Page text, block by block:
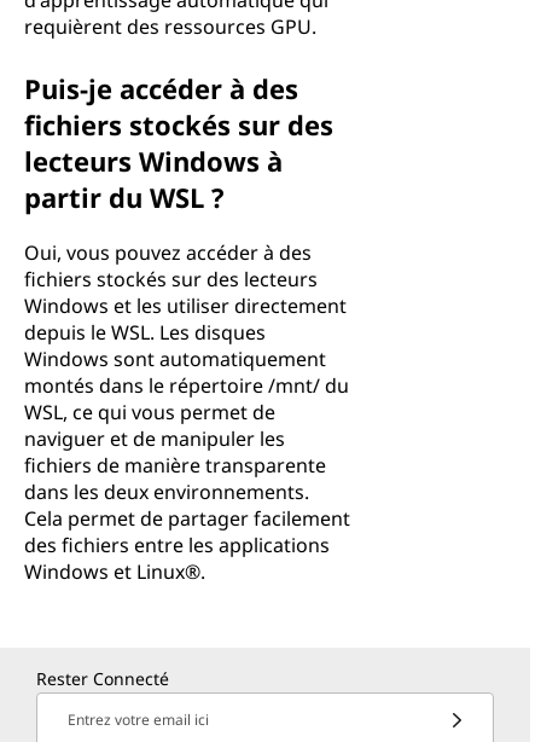
requièrent des ressources GPU.
Puis-je accéder à des
fichiers stockés sur des
lecteurs Windows à
partir du WSL ?
Oui, vous pouvez accéder à des
fichiers stockés sur des lecteurs
Windows et les utiliser directement
depuis le WSL. Les disques
Windows sont automatiquement
montés dans le répertoire /mnt/ du
WSL, ce qui vous permet de
naviguer et de manipuler les
fichiers de manière transparente
dans les deux environnements.
Cela permet de partager facilement
des fichiers entre les applications
Windows et Linux®.
Rester Connecté
Entrez votre email ici